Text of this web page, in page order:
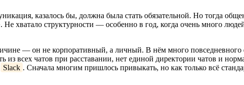
казалось бы, должна была стать обязательной. Но тогда
Не хватало структурности — особенно в год, когда очень много
— он не корпоративный, а личный. В нём много повседневного
из всех чатов при расставании, нет единой директории чатов и
Slack . Сначала многим пришлось привыкать, но как только всё